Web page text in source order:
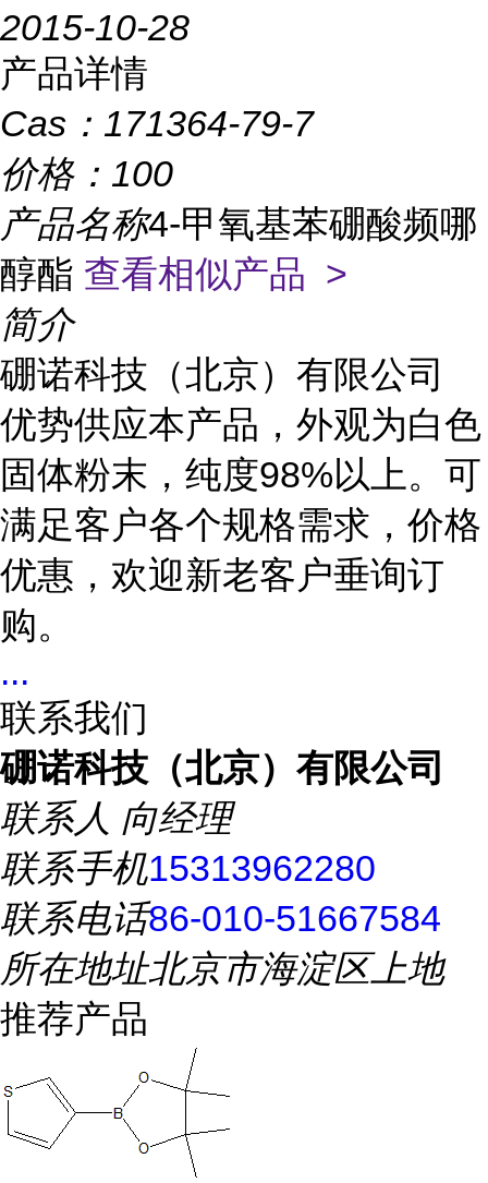
2015-10-28
产品详情
Cas： 171364-79-7
价格： 100
产品名称4-甲氧基苯硼酸频哪
醇酯 查看相似产品 >
简介
硼诺科技（北京）有限公司
优势供应本产品，外观为白色
固体粉末，纯度98%以上。可
满足客户各个规格需求，价格
优惠，欢迎新老客户垂询订
购。
...
联系我们
硼诺科技（北京）有限公司
联系人 向经理
联系手机15313962280
联系电话86-010-51667584
所在地址北京市海淀区上地
推荐产品